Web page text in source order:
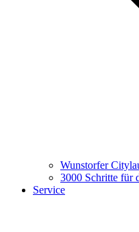
Wunstorfer
3000 Schritte für
Service